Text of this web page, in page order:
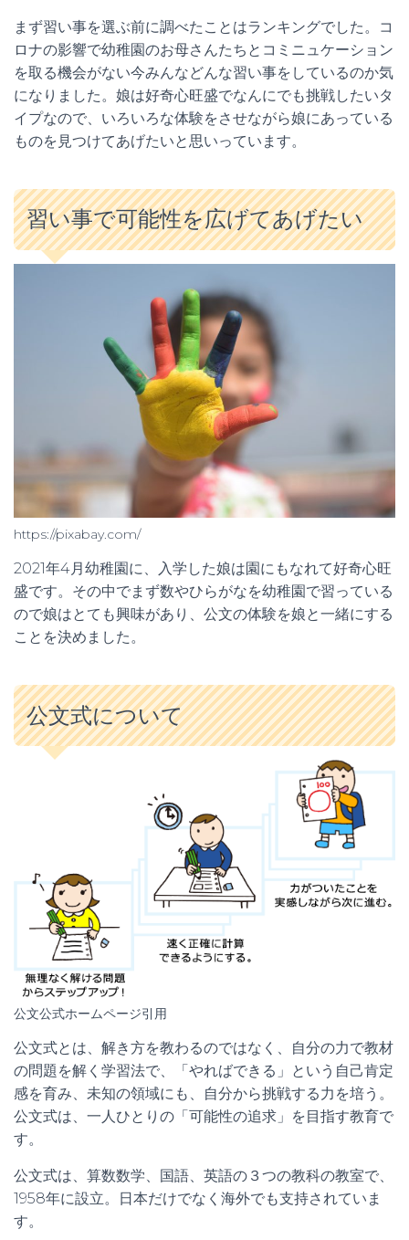
まず習い事を選ぶ前に調べたことはランキングでした。コ
ロナの影響で幼稚園のお母さんたちとコミニュケーション
を取る機会がない今みんなどんな習い事をしているのか気
になりました。娘は好奇心旺盛でなんにでも挑戦したいタ
イプなので、いろいろな体験をさせながら娘にあっている
ものを見つけてあげたいと思いっています。
習い事で可能性を広げてあげたい
https://pixabay.com/
2021年4月幼稚園に、入学した娘は園にもなれて好奇心旺
盛です。その中でまず数やひらがなを幼稚園で習っている
ので娘はとても興味があり、公文の体験を娘と一緒にする
ことを決めました。
公文式について
公文公式ホームページ引用
公文式とは、解き方を教わるのではなく、自分の力で教材
の問題を解く学習法で、「やればできる」という自己肯定
感を育み、未知の領域にも、自分から挑戦する力を培う。
公文式は、一人ひとりの「可能性の追求」を目指す教育で
す。
公文式は、算数数学、国語、英語の３つの教科の教室で、
1958年に設立。日本だけでなく海外でも支持されていま
す。